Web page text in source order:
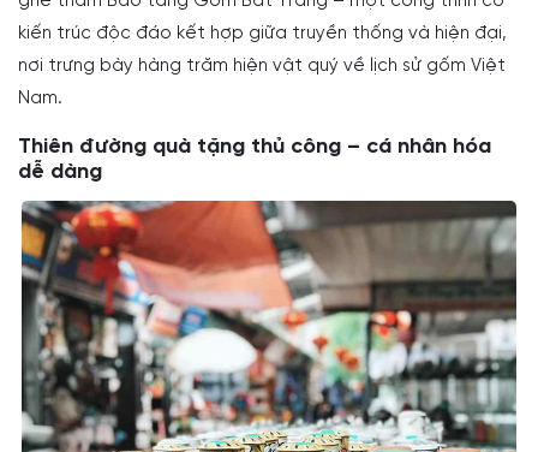
kiến trúc độc đáo kết hợp giữa truyền thống và hiện đại,
nơi trưng bày hàng trăm hiện vật quý về lịch sử gốm Việt
Nam.
Thiên đường quà tặng thủ công – cá nhân hóa
dễ dàng